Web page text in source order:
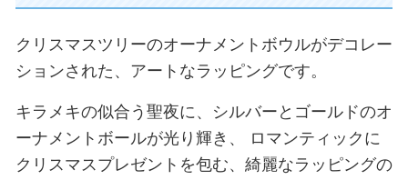
クリスマスツリーのオーナメントボウルがデコレー
ションされた、アートなラッピングです。
キラメキの似合う聖夜に、シルバーとゴールドのオ
ーナメントボールが光り輝き、
ロマンティックに
クリスマスプレゼントを包む、綺麗なラッピングの